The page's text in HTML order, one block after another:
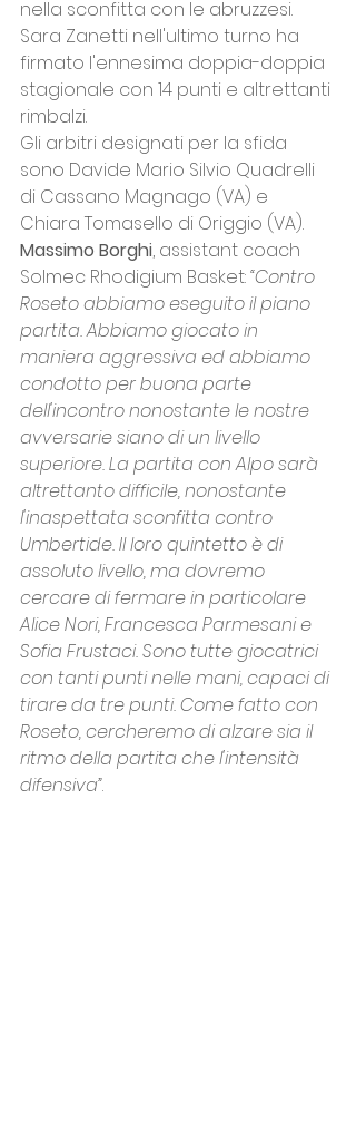
nella sconfitta con le abruzzesi.
Sara Zanetti nell'ultimo turno ha
firmato l'ennesima doppia-doppia
stagionale con 14 punti e altrettanti
rimbalzi.
Gli arbitri designati per la sfida
sono Davide Mario Silvio Quadrelli
di Cassano Magnago (VA) e
Chiara Tomasello di Origgio (VA).
Massimo Borghi, assistant coach
Solmec Rhodigium Basket: “Contro
Roseto abbiamo eseguito il piano
partita. Abbiamo giocato in
maniera aggressiva ed abbiamo
condotto per buona parte
dell'incontro nonostante le nostre
avversarie siano di un livello
superiore. La partita con Alpo sarà
altrettanto difficile, nonostante
l'inaspettata sconfitta contro
Umbertide. Il loro quintetto è di
assoluto livello, ma dovremo
cercare di fermare in particolare
Alice Nori, Francesca Parmesani e
Sofia Frustaci. Sono tutte giocatrici
con tanti punti nelle mani, capaci di
tirare da tre punti. Come fatto con
Roseto, cercheremo di alzare sia il
ritmo della partita che l'intensità
difensiva”.